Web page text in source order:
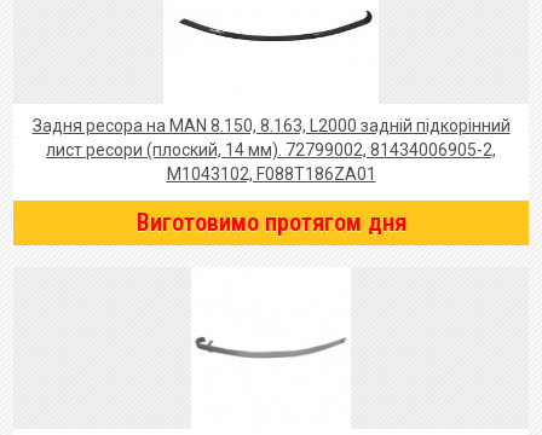
Задня ресора на MAN 8.150, 8.163, L2000 задній підкорінний
лист ресори (плоский, 14 мм). 72799002, 81434006905-2,
M1043102, F088T186ZA01
Виготовимо протягом дня